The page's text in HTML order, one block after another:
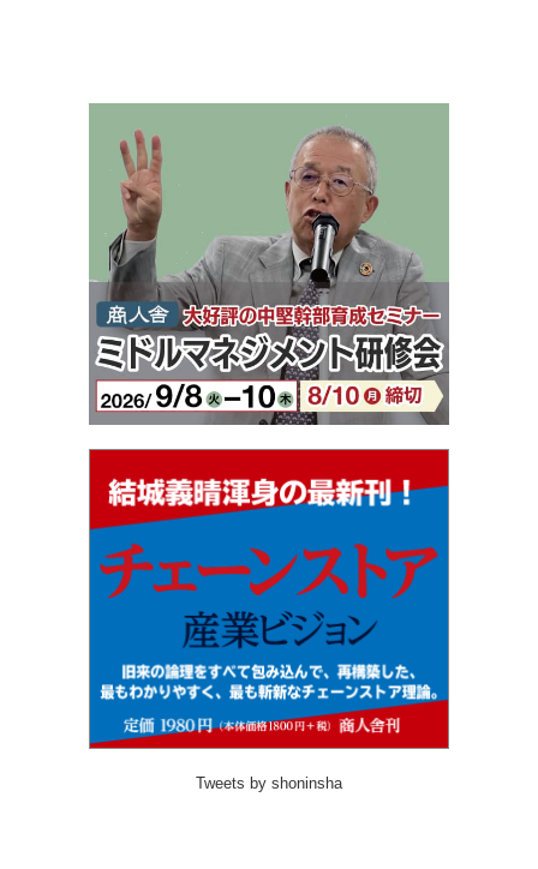
Tweets by shoninsha